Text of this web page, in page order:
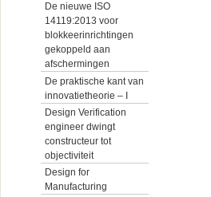
De nieuwe ISO
14119:2013 voor
blokkeerinrichtingen
gekoppeld aan
afschermingen
De praktische kant van
innovatietheorie – I
Design Verification
engineer dwingt
constructeur tot
objectiviteit
Design for
Manufacturing